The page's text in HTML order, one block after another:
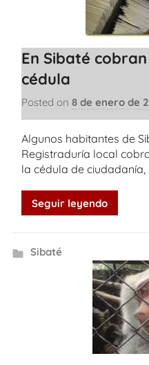
En Sibaté
cédula
Posted on 8 de enero de
Algunos habitantes de
Registraduría local
la cédula de ciudadanía,
Seguir leyendo
Sibaté